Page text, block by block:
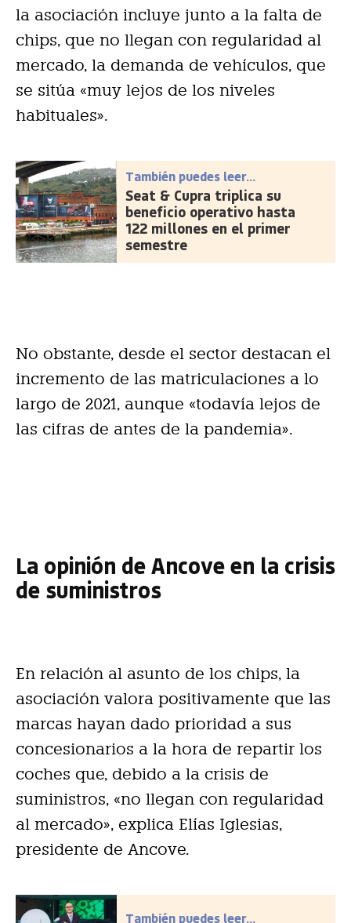
la asociación incluye junto a la falta de
chips, que no llegan con regularidad al
mercado, la demanda de vehículos, que
se sitúa «muy lejos de los niveles
habituales».
También puedes leer...
Seat & Cupra triplica su
beneficio operativo hasta
122 millones en el primer
semestre
No obstante, desde el sector destacan el
incremento de las matriculaciones a lo
largo de 2021, aunque «todavía lejos de
las cifras de antes de la pandemia».
La opinión de Ancove en la crisis
de suministros
En relación al asunto de los chips, la
asociación valora positivamente que las
marcas hayan dado prioridad a sus
concesionarios a la hora de repartir los
coches que, debido a la crisis de
suministros, «no llegan con regularidad
al mercado», explica Elías Iglesias,
presidente de Ancove.
También puedes leer...